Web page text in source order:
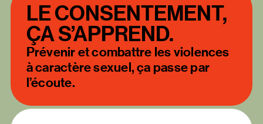
LE CONSENTEMENT,
ÇA S’APPREND.
Prévenir et combattre les violences
à caractère sexuel, ça passe par
l’écoute.